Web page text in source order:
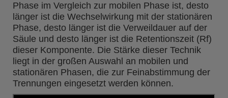
Phase im Vergleich zur mobilen Phase ist, desto
länger ist die Wechselwirkung mit der stationären
Phase, desto länger ist die Verweildauer auf der
Säule und desto länger ist die Retentionszeit (Rf)
dieser Komponente. Die Stärke dieser Technik
liegt in der großen Auswahl an mobilen und
stationären Phasen, die zur Feinabstimmung der
Trennungen eingesetzt werden können.